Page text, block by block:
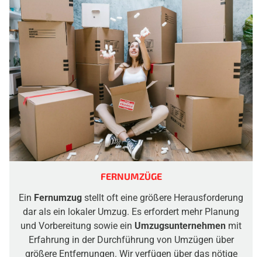
FERNUMZÜGE
Ein Fernumzug stellt oft eine größere Herausforderung
dar als ein lokaler Umzug. Es erfordert mehr Planung
und Vorbereitung sowie ein Umzugsunternehmen mit
Erfahrung in der Durchführung von Umzügen über
größere Entfernungen. Wir verfügen über das nötige